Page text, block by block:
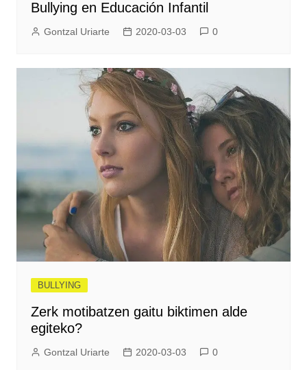
Bullying en Educación Infantil
Gontzal Uriarte 2020-03-03 0
BULLYING
Zerk motibatzen gaitu biktimen alde
egiteko?
Gontzal Uriarte 2020-03-03 0